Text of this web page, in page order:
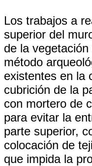
Los trabajos a
superior del
de la
método
existentes en la
cubrición de la
con mortero de
para evitar la
parte superior,
colocación de
que impida la